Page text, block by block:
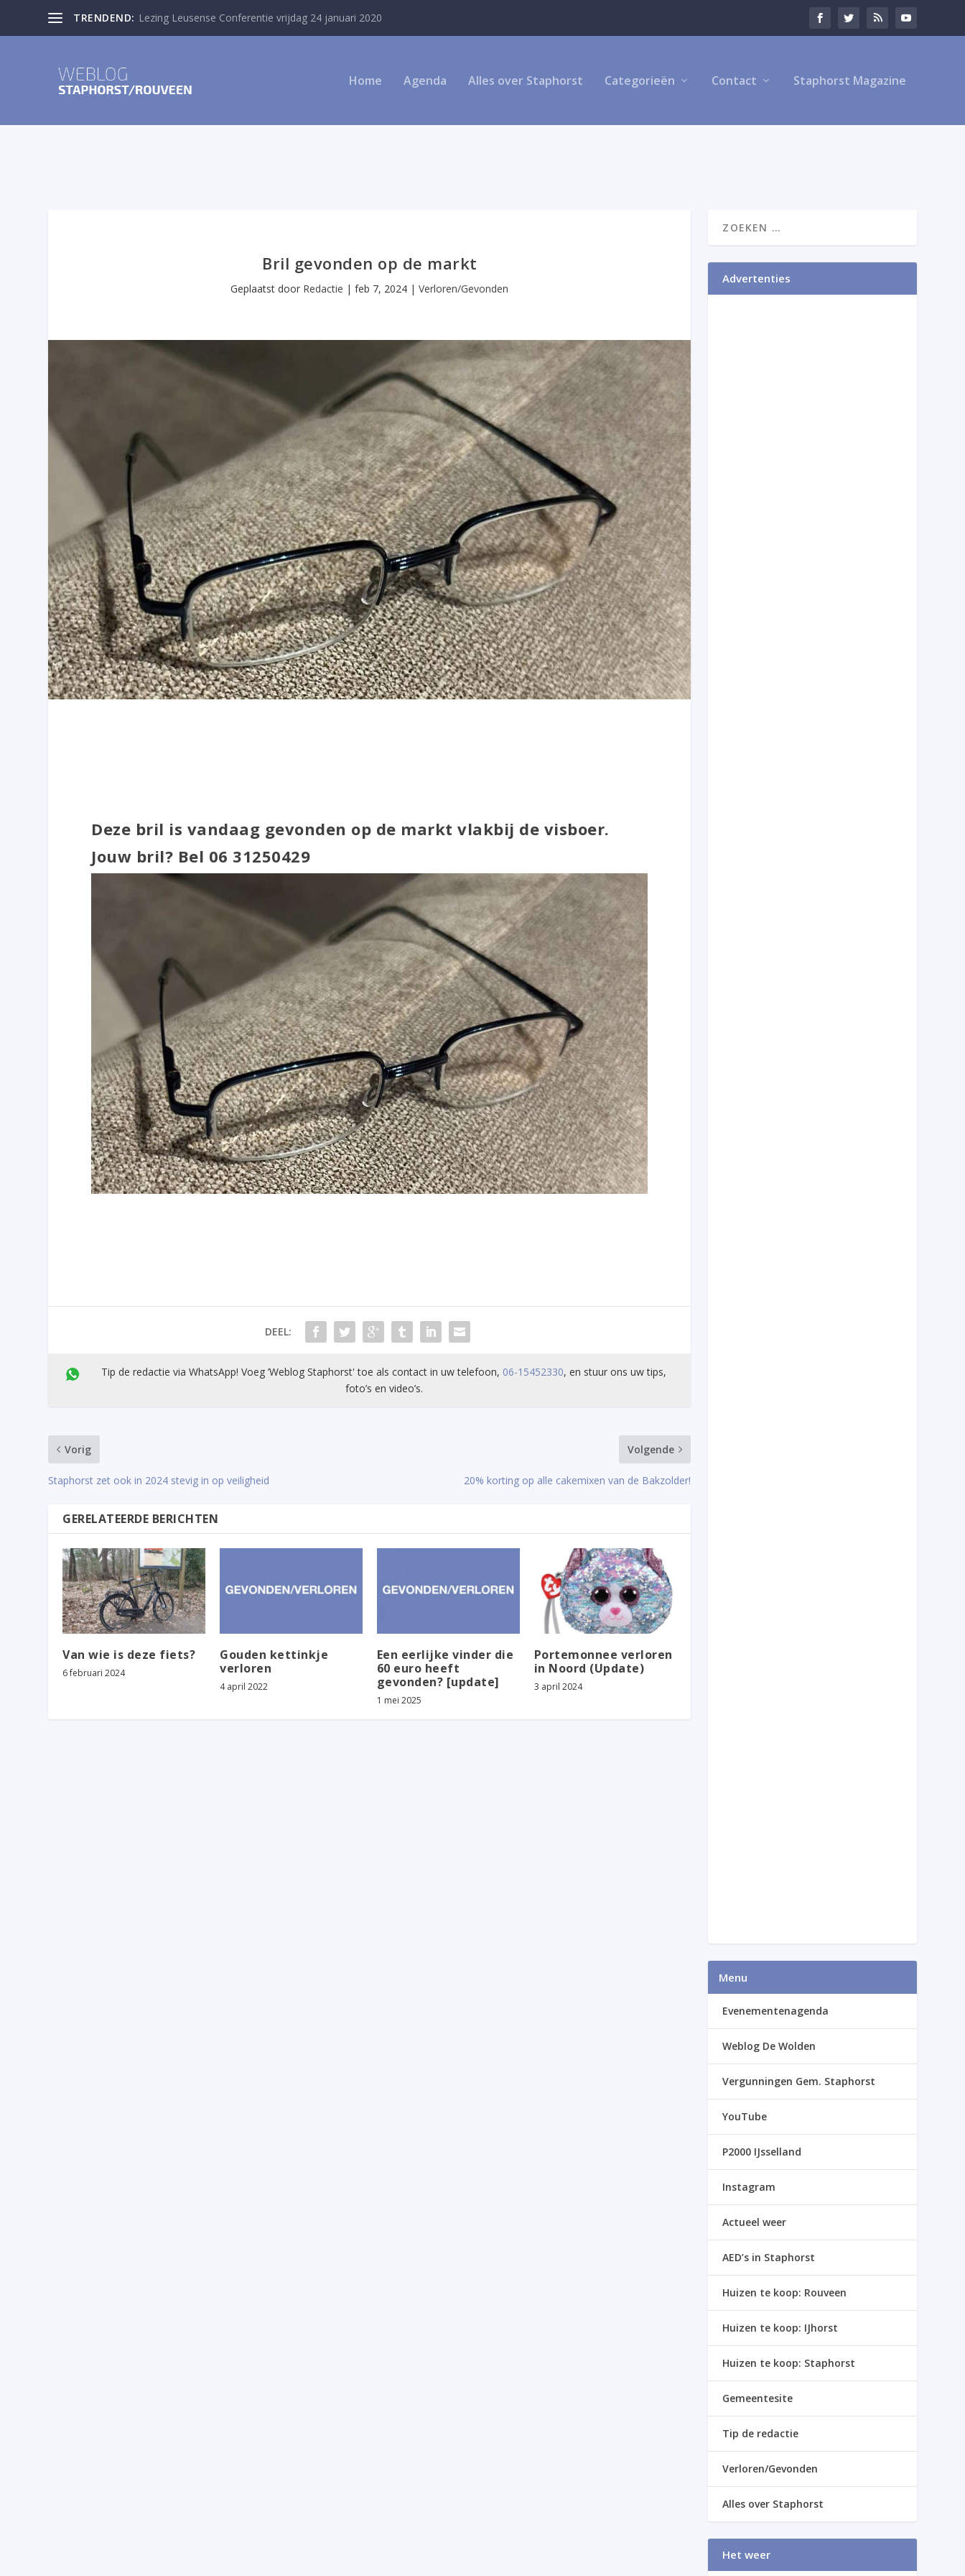
TRENDEND: Lezing Leusense Conferentie vrijdag 24 januari 2020
Home Agenda Alles over Staphorst Categorieën Contact Staphorst Magazine
Bril gevonden op de markt
Geplaatst door Redactie |feb 7, 2024 |Verloren/Gevonden
Deze bril is vandaag gevonden op de markt vlakbij de visboer.
Jouw bril? Bel ‪06 31250429‬
DEEL:
Tip de redactie via WhatsApp! Voeg ’Weblog Staphorst' toe als contact in uw telefoon, 06-15452330, en stuur ons uw tips,
foto’s en video’s.
Vorig
Staphorst zet ook in 2024 stevig in op veiligheid
Volgende
20% korting op alle cakemixen van de Bakzolder!
GERELATEERDE BERICHTEN
Van wie is deze fiets?
6 februari 2024
Gouden kettinkje
verloren
4 april 2022
Een eerlijke vinder die
60 euro heeft
gevonden? [update]
1 mei 2025
Portemonnee verloren
in Noord (Update)
3 april 2024
Advertenties
Menu
Evenementenagenda
Weblog De Wolden
Vergunningen Gem. Staphorst
YouTube
P2000 IJsselland
Instagram
Actueel weer
AED’s in Staphorst
Huizen te koop: Rouveen
Huizen te koop: IJhorst
Huizen te koop: Staphorst
Gemeentesite
Tip de redactie
Verloren/Gevonden
Alles over Staphorst
Het weer